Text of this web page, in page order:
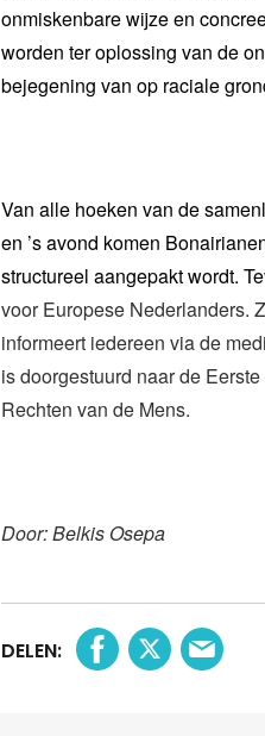
onmiskenbare wijze en
worden ter oplossing van de
bejegening van op raciale
Van alle hoeken van de
en ’s avond komen
structureel aangepakt wordt.
voor Europese Nederlanders.
informeert iedereen via de
is doorgestuurd naar de
Rechten van de Mens.
Door: Belkis Osepa
DELEN: